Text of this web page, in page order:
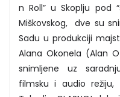
n Roll” u Skoplju pod
Miškovskog, dve su
Sadu u produkciji
Alana Okonela (Alan
snimljene uz
filmsku i audio režiju, i